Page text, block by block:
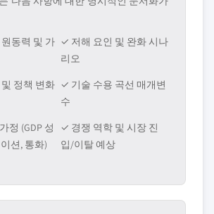
동력 및 가 ✓ 저해 요인 및 완화 시나
리오
정책 변화 ✓ 기술 수용 곡선 매개변
수
정 (GDP 성
션, 통화)
✓ 경쟁 역학 및 시장 진
입/이탈 예상